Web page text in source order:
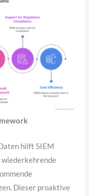
hilft SIEM
wiederkehrende
Dieser proaktive